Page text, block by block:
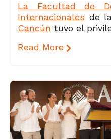
La Facultad de
Internacionales de
Cancún tuvo el
Read More